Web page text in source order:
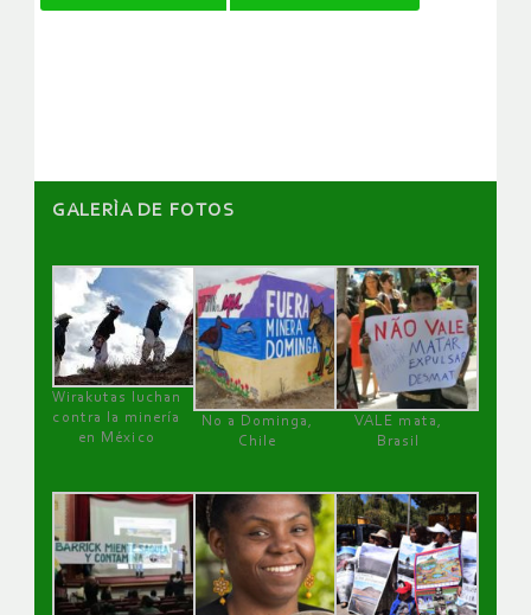
GALERÌA DE FOTOS
Wirakutas luchan
contra la minería
en México
No a Dominga,
Chile
VALE mata,
Brasil